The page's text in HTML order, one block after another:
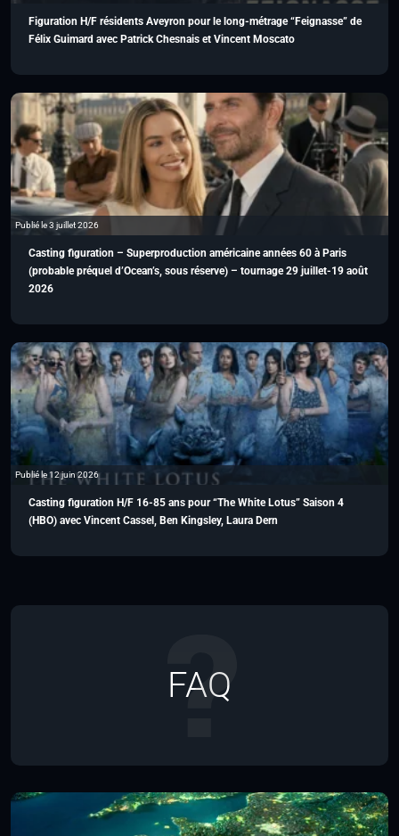
Figuration H/F résidents Aveyron pour le long-métrage “Feignasse” de
Félix Guimard avec Patrick Chesnais et Vincent Moscato
Publié le 3 juillet 2026
Casting figuration – Superproduction américaine années 60 à Paris
(probable préquel d’Ocean’s, sous réserve) – tournage 29 juillet-19 août
2026
Publié le 12 juin 2026
Casting figuration H/F 16-85 ans pour “The White Lotus” Saison 4
(HBO) avec Vincent Cassel, Ben Kingsley, Laura Dern
FAQ